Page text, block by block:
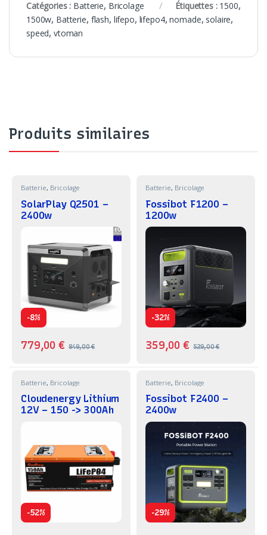
Catégories : Batterie, Bricolage Étiquettes : 1500,
1500w, Batterie, flash, lifepo, lifepo4,nomade, solaire,
speed,vtoman
Produits similaires
Batterie, Bricolage
SolarPlay Q2501 –
2400w
-8%
779,00€ 849,00€
Batterie, Bricolage
Fossibot F1200 –
1200w
-32%
359,00€ 529,00€
Batterie, Bricolage
Cloudenergy Lithium
12V – 150 -> 300Ah
-52%
Batterie, Bricolage
Fossibot F2400 –
2400w
-29%